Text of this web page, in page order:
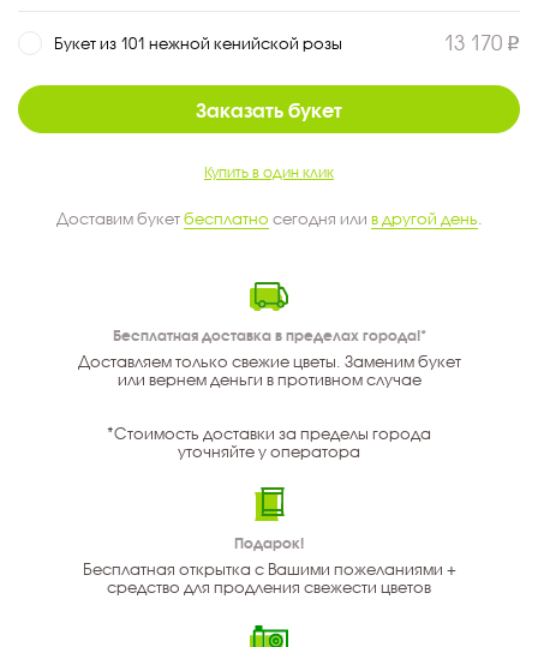
Букет из 101 нежной кенийской розы 13 170
Заказать букет
Купить в один клик
Доставим букетбесплатно сегодня или в другой день
Бесплатная доставка в пределах города!*
Доставляем только свежие цветы. Заменим букет
или вернем деньги в противном случае
*Стоимость доставки за пределы города
уточняйте у оператора
Подарок!
Бесплатная открытка с Вашими пожеланиями +
средство для продления свежести цветов